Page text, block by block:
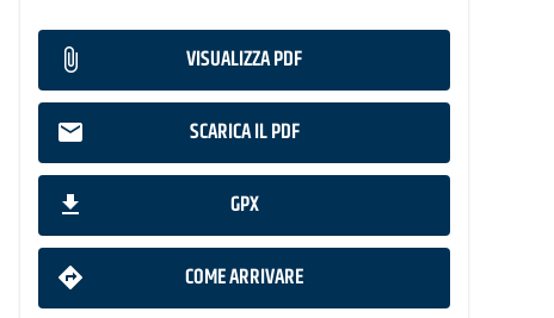
VISUALIZZA PDF
SCARICA IL PDF
GPX
COME ARRIVARE